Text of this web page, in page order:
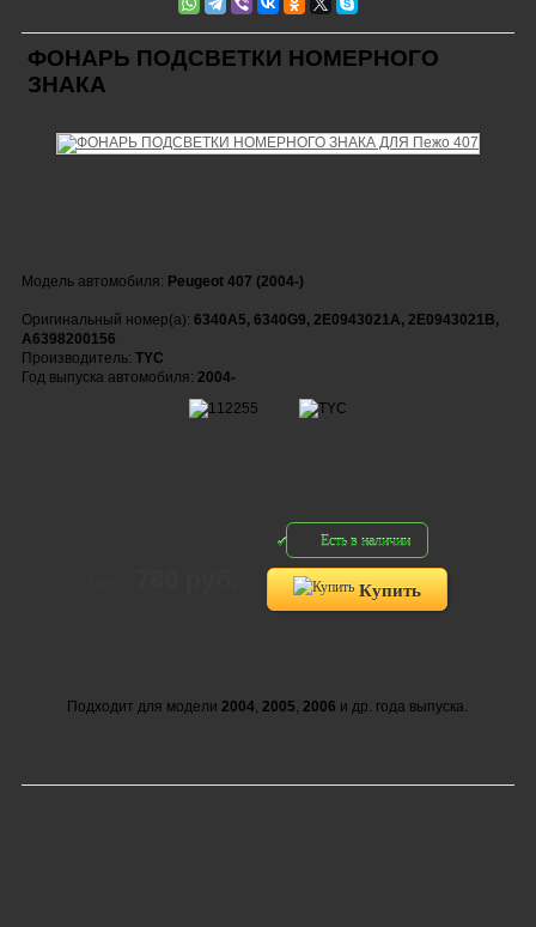
ФОНАРЬ ПОДСВЕТКИ НОМЕРНОГО
ЗНАКА
Модель автомобиля: Peugeot 407 (2004-)
Оригинальный номер(а): 6340A5, 6340G9, 2E0943021A, 2E0943021B,
A6398200156
Производитель: TYC
Год выпуска автомобиля: 2004-
Есть в наличии
Купить
Подходит для модели 2004, 2005, 2006 и др. года выпуска.